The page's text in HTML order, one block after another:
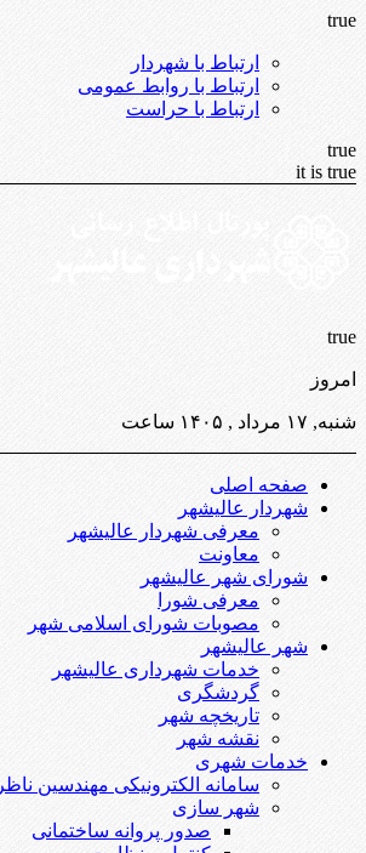
true
ارتباط با شهردار
ارتباط با روابط عمومی
ارتباط با حراست
true
it is true
true
امروز
شنبه, ۱۷ مرداد , ۱۴۰۵ ساعت
صفحه اصلی
شهردار عالیشهر
معرفی شهردار عالیشهر
معاونت
شورای شهر عالیشهر
معرفی شورا
مصوبات شورای اسلامی شهر
شهر عالیشهر
خدمات شهرداری عالیشهر
گردشگری
تاریخچه شهر
نقشه شهر
خدمات شهری
سامانه الکترونیکی مهندسین ناظر
شهر سازی
صدور پروانه ساختمانی